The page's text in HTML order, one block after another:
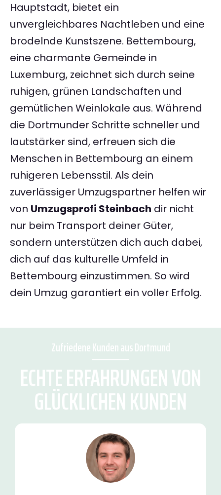
Hauptstadt, bietet ein
unvergleichbares Nachtleben und eine
brodelnde Kunstszene. Bettembourg,
eine charmante Gemeinde in
Luxemburg, zeichnet sich durch seine
ruhigen, grünen Landschaften und
gemütlichen Weinlokale aus. Während
die Dortmunder Schritte schneller und
lautstärker sind, erfreuen sich die
Menschen in Bettembourg an einem
ruhigeren Lebensstil. Als dein
zuverlässiger Umzugspartner helfen wir
von Umzugsprofi Steinbach dir nicht
nur beim Transport deiner Güter,
sondern unterstützen dich auch dabei,
dich auf das kulturelle Umfeld in
Bettembourg einzustimmen. So wird
dein Umzug garantiert ein voller Erfolg.
Zufriedene Kunden aus Dortmund
ECHTE ERFAHRUNGEN VON
GLÜCKLICHEN KUNDEN